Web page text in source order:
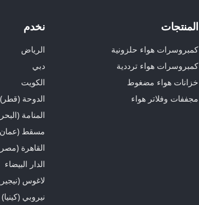
المنتجات
كمبروسرات هواء حلزونية
كمبروسرات هواء ترددية
خزانات هواء مضغوط
مجففات وفلاتر هواء
نخدم
الرياض
دبي
الكويت
الدوحة (قطر)
المنامة
مسقط
القاهرة
الدار البيضاء
لاغوس
نيروبي (كينيا)